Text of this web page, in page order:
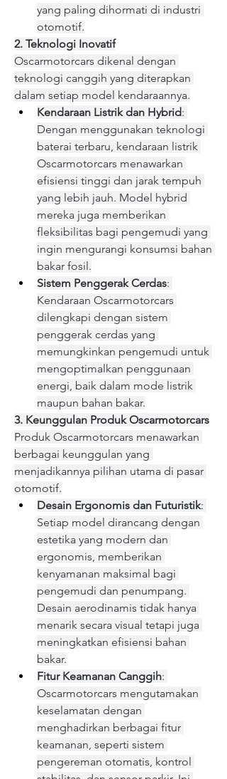
yang paling dihormati di industri
otomotif.
2. Teknologi Inovatif
Oscarmotorcars dikenal dengan
teknologi canggih yang diterapkan
dalam setiap model kendaraannya.
Kendaraan Listrik dan Hybrid:
Dengan menggunakan teknologi
baterai terbaru, kendaraan listrik
Oscarmotorcars menawarkan
efisiensi tinggi dan jarak tempuh
yang lebih jauh. Model hybrid
mereka juga memberikan
fleksibilitas bagi pengemudi yang
ingin mengurangi konsumsi bahan
bakar fosil.
Sistem Penggerak Cerdas:
Kendaraan Oscarmotorcars
dilengkapi dengan sistem
penggerak cerdas yang
memungkinkan pengemudi untuk
mengoptimalkan penggunaan
energi, baik dalam mode listrik
maupun bahan bakar.
3. Keunggulan Produk Oscarmotorcars
Produk Oscarmotorcars menawarkan
berbagai keunggulan yang
menjadikannya pilihan utama di pasar
otomotif.
Desain Ergonomis dan Futuristik:
Setiap model dirancang dengan
estetika yang modern dan
ergonomis, memberikan
kenyamanan maksimal bagi
pengemudi dan penumpang.
Desain aerodinamis tidak hanya
menarik secara visual tetapi juga
meningkatkan efisiensi bahan
bakar.
Fitur Keamanan Canggih:
Oscarmotorcars mengutamakan
keselamatan dengan
menghadirkan berbagai fitur
keamanan, seperti sistem
pengereman otomatis, kontrol